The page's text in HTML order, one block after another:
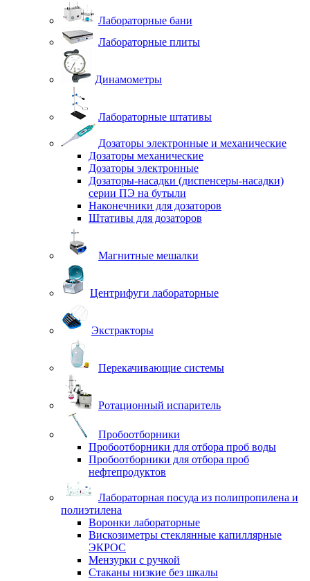
Лабораторные бани
Лабораторные плиты
Динамометры
Лабораторные штативы
Дозаторы электронные и механические
Дозаторы механические
Дозаторы электронные
Дозаторы-насадки (диспенсеры-насадки)
серии ПЭ на бутыли
Наконечники для дозаторов
Штативы для дозаторов
Магнитные мешалки
Центрифуги лабораторные
Экстракторы
Перекачивающие системы
Ротационный испаритель
Пробоотборники
Пробоотборники для отбора проб воды
Пробоотборники для отбора проб
нефтепродуктов
Лабораторная посуда из полипропилена и
полиэтилена
Воронки лабораторные
Вискозиметры стеклянные капиллярные
ЭКРОС
Мензурки с ручкой
Стаканы низкие без шкалы